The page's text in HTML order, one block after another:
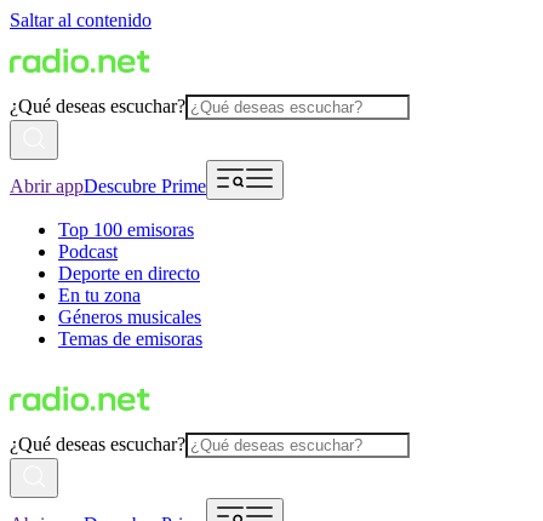
Saltar al contenido
¿Qué deseas escuchar?
Abrir appDescubre Prime
Top 100 emisoras
Podcast
Deporte en directo
En tu zona
Géneros musicales
Temas de emisoras
¿Qué deseas escuchar?